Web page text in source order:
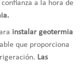
a la hora de
instalar geotermia
que proporciona
Las